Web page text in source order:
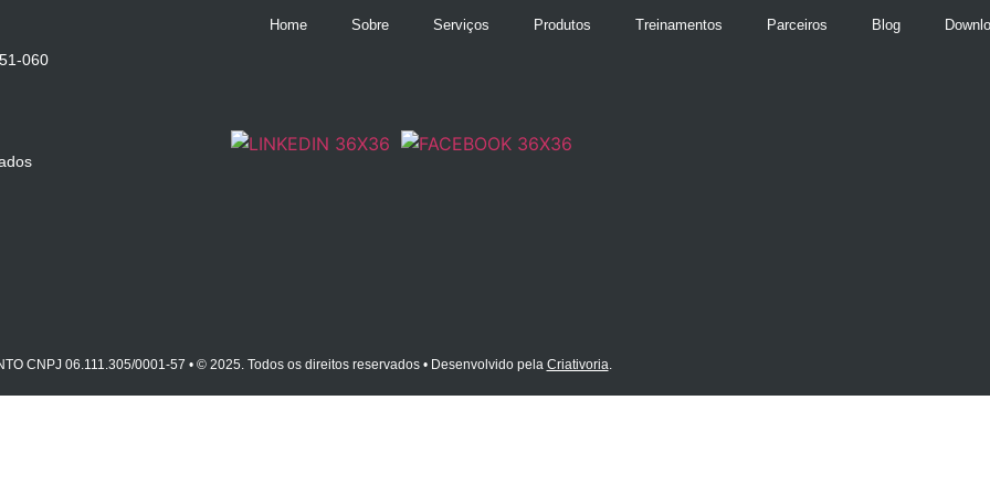
060
Home Sobre Serviços Produtos Treinamentos Parceiros Blog
CNPJ 06.111.305/0001-57 • © 2025. Todos os direitos reservados • Desenvolvido pela Criativoria.